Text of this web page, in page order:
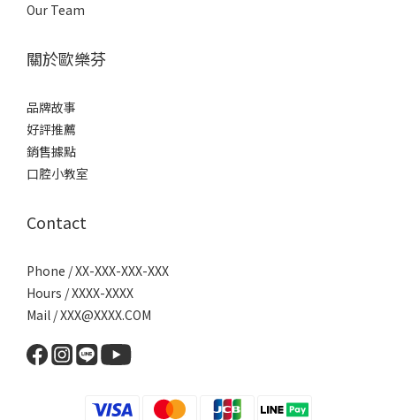
Our Team
關於歐樂芬
品牌故事
好評推薦
銷售據點
口腔小教室
Contact
Phone / XX-XXX-XXX-XXX
Hours / XXXX-XXXX
Mail / XXX@XXXX.COM